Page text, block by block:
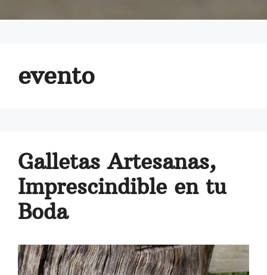
evento
Galletas Artesanas,
Imprescindible en tu
Boda